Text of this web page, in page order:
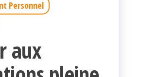
Personnel
aux